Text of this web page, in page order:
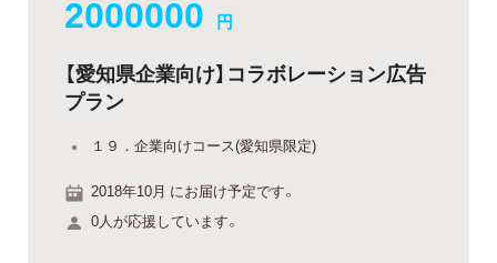
2000000 円
【愛知県企業向け】コラボレーション広告
プラン
１９．企業向けコース(愛知県限定)
2018年10月 にお届け予定です。
0人が応援しています。